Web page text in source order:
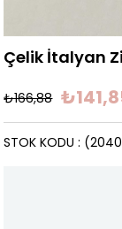
Çelik İtalyan
₺166,88
STOK KODU